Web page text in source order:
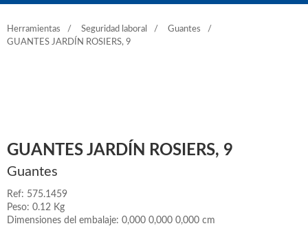
Herramientas Seguridad laboral
Guantes
GUANTES JARDÍN ROSIERS, 9
GUANTES JARDÍN ROSIERS, 9
Guantes
Ref: 575.1459
Peso: 0.12 Kg
Dimensiones del embalaje: 0,000 0,000 0,000 cm